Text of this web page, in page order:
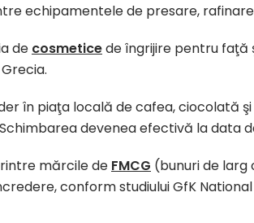
echipamentele de presare,
de cosmeticede îngrijire pentru faţă
în piaţa locală de cafea, ciocolată
devenea efectivă la data
mărcile de FMCG (bunuri de
conform studiului GfK